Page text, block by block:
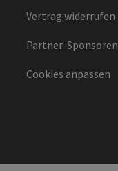
Vertrag widerrufen
Partner-Sponsoren
Cookies anpassen